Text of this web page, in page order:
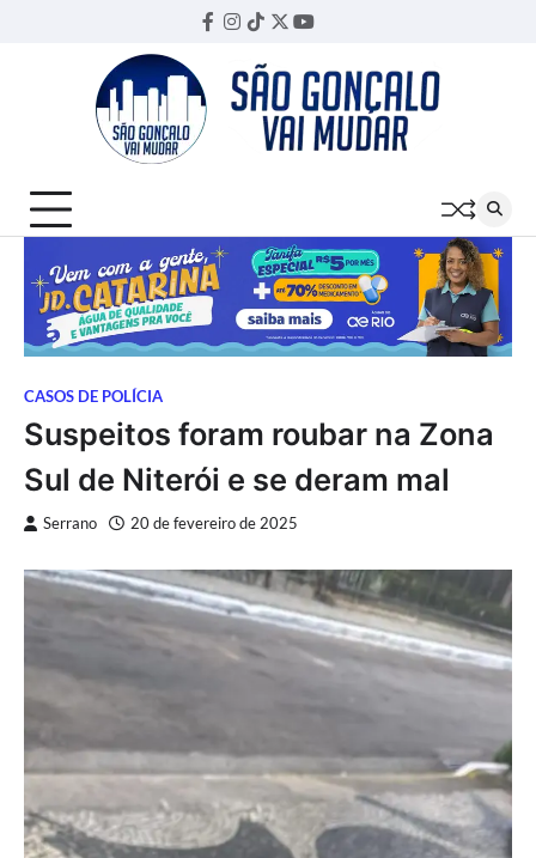
Facebook
Instagram
TikTok
TwitterYouTube
CASOS DE POLÍCIA
Suspeitos foram roubar na Zona
Sul de Niterói e se deram mal
Serrano 20 de fevereiro de 2025